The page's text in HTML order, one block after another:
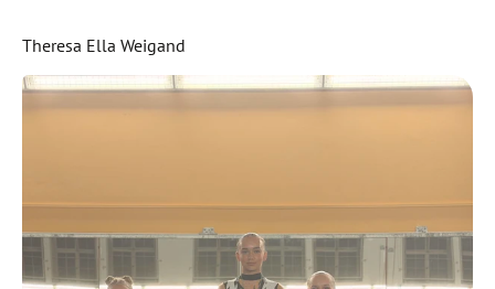
Theresa Ella Weigand